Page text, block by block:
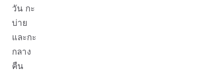
วัน กะ
บ่าย
และกะ
กลาง
คืน